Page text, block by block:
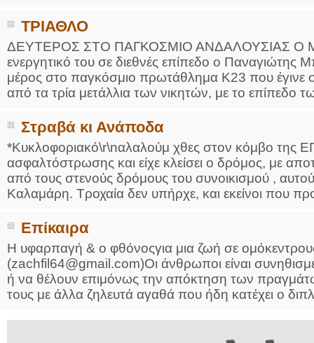
ΤΡΙΑΘΛΟ
ΔΕΥΤΕΡΟΣ ΣΤΟ ΠΑΓΚΟΣΜΙΟ ΑΝΔΑΛΟΥΣΙΑΣ Ο
ενεργητικό του σε διεθνές επίπεδο ο Παναγιώτης
μέρος στο παγκόσμιο πρωτάθλημα Κ23 που έγινε
από τα τρία μετάλλια των νικητών, με το επίπεδο
Στραβά κι Ανάποδα
*Κυκλοφοριακό\r\nαλαλούμ χθες στον κόμβο της
ασφαλτόστρωσης και είχε κλείσει ο δρόμος, με
από τους στενούς δρόμους του συνοικισμού ,
Καλαμάρη. Τροχαία δεν υπήρχε, και εκείνοι που
Επίκαιρα
Η υφαρπαγή & ο φθόνοςγια μια ζωή σε
(zachfil64@gmail.com)Οι άνθρωποι είναι
ή να θέλουν επιμόνως την απόκτηση των
τους με άλλα ζηλευτά αγαθά που ήδη κατέχει ο